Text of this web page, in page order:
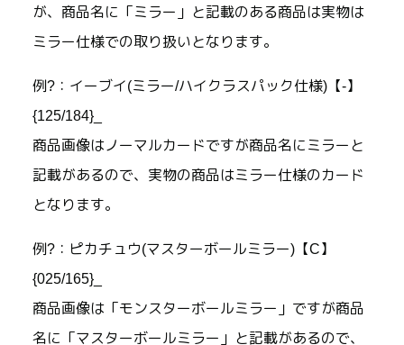
が、商品名に「ミラー」と記載のある商品は実物は
ミラー仕様での取り扱いとなります。
例?：イーブイ(ミラー/ハイクラスパック仕様)【-】
{125/184}_
商品画像はノーマルカードですが商品名にミラーと
記載があるので、実物の商品はミラー仕様のカード
となります。
例?：ピカチュウ(マスターボールミラー)【C】
{025/165}_
商品画像は「モンスターボールミラー」ですが商品
名に「マスターボールミラー」と記載があるので、